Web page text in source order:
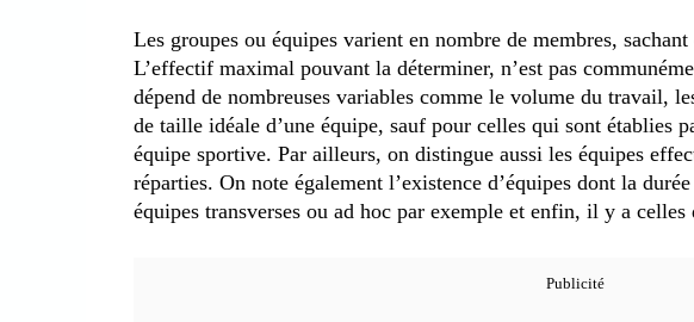
Les groupes ou équipes varient en nombre de membres,
L’effectif maximal pouvant la déterminer, n’est pas
dépend de nombreuses variables comme le volume du travail,
de taille idéale d’une équipe, sauf pour celles qui sont établies
équipe sportive. Par ailleurs, on distingue aussi les équipes
réparties. On note également l’existence d’équipes dont la
équipes transverses ou ad hoc par exemple et enfin, il y a